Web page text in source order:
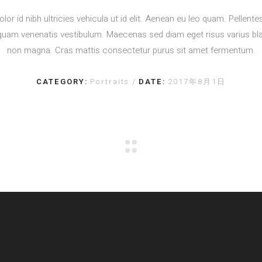
id nibh ultricies vehicula ut id elit. Aenean eu leo quam.
venenatis vestibulum. Maecenas sed diam eget risus varius
non magna. Cras mattis consectetur purus sit amet fermentum.
CATEGORY: Portraits DATE: 2017年8月1日